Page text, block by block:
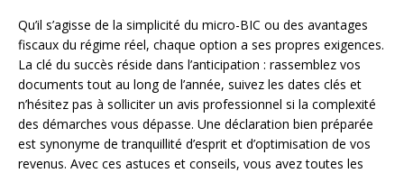
Qu’il s’agisse de la simplicité du micro-BIC ou des avantages
fiscaux du régime réel, chaque option a ses propres exigences.
La clé du succès réside dans l’anticipation : rassemblez vos
documents tout au long de l’année, suivez les dates clés et
n’hésitez pas à solliciter un avis professionnel si la complexité
des démarches vous dépasse. Une déclaration bien préparée
est synonyme de tranquillité d’esprit et d’optimisation de vos
revenus. Avec ces astuces et conseils, vous avez toutes les